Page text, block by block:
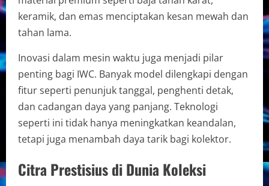
keramik, dan emas menciptakan kesan mewah dan
tahan lama.
Inovasi dalam mesin waktu juga menjadi pilar
penting bagi IWC. Banyak model dilengkapi dengan
fitur seperti penunjuk tanggal, penghenti detak,
dan cadangan daya yang panjang. Teknologi
seperti ini tidak hanya meningkatkan keandalan,
tetapi juga menambah daya tarik bagi kolektor.
Citra Prestisius di Dunia Koleksi